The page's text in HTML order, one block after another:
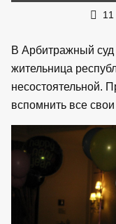
В Арбитражный
жительница
несостоятельной.
вспомнить все свои